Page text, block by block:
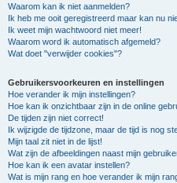
Waarom kan ik niet aanmelden?
Ik heb me ooit geregistreerd maar kan nu
Ik weet mijn wachtwoord niet meer!
Waarom word ik automatisch afgemeld?
Wat doet "verwijder cookies"?
Gebruikersvoorkeuren en instellingen
Hoe verander ik mijn instellingen?
Hoe kan ik onzichtbaar zijn in de online
De tijden zijn niet correct!
Ik wijzigde de tijdzone, maar de tijd is nog
Mijn taal zit niet in de lijst!
Wat zijn de afbeeldingen naast mijn
Hoe kan ik een avatar instellen?
Wat is mijn rang en hoe verander ik mijn